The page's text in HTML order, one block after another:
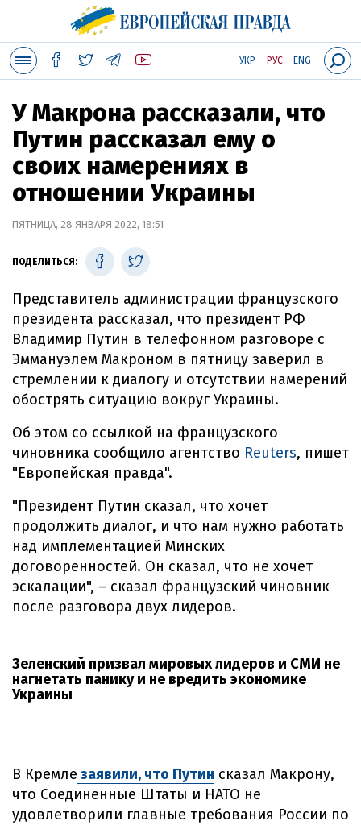
УКР РУС ENG
У Макрона рассказали, что
Путин рассказал ему о
своих намерениях в
отношении Украины
ПЯТНИЦА, 28 ЯНВАРЯ 2022, 18:51
ПОДЕЛИТЬСЯ:
Представитель администрации французского
президента рассказал, что президент РФ
Владимир Путин в телефонном разговоре с
Эммануэлем Макроном в пятницу заверил в
стремлении к диалогу и отсутствии намерений
обострять ситуацию вокруг Украины.
Об этом со ссылкой на французского
чиновника сообщило агентство Reuters, пишет
"Европейская правда".
"Президент Путин сказал, что хочет
продолжить диалог, и что нам нужно работать
над имплементацией Минских
договоренностей. Он сказал, что не хочет
эскалации", – сказал французский чиновник
после разговора двух лидеров.
Зеленский призвал мировых лидеров и СМИ не
нагнетать панику и не вредить экономике
Украины
В Кремле заявили, что Путин сказал Макрону,
что Соединенные Штаты и НАТО не
удовлетворили главные требования России по